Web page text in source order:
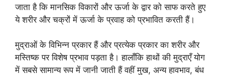
जाता है कि मानसिक विकारों और ऊर्जा के द्वार को साफ करते हुए
ये शरीर और चक्रों में ऊर्जा के प्रवाह को प्रभावित करती हैं।
मुद्राओं के विभिन्न प्रकार हैं और प्रत्येक प्रकार का शरीर और
मस्तिष्क पर विशेष प्रभाव पड़ता है। हालाँकि हाथों की मुद्राएँ योग
में सबसे सामान्य रूप में जानी जाती हैं वहीं मुख, अन्य हावभाव, बंध